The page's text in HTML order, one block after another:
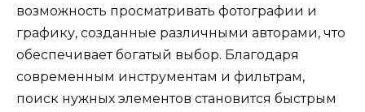
возможность просматривать фотографии и
графику, созданные различными авторами, что
обеспечивает богатый выбор. Благодаря
современным инструментам и фильтрам,
поиск нужных элементов становится быстрым